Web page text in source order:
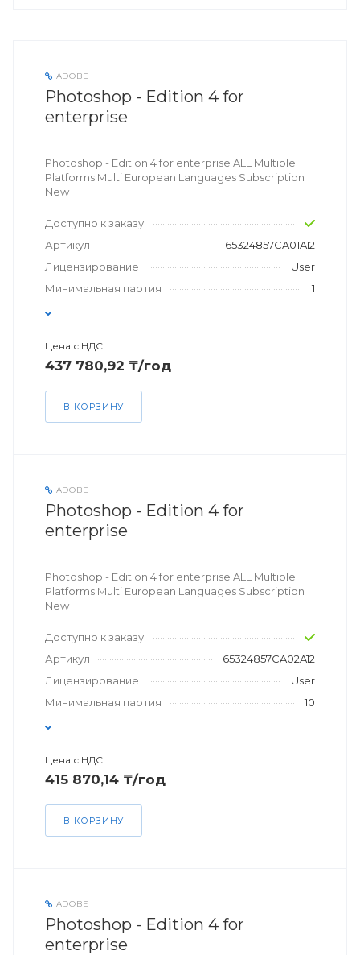
ADOBE
Photoshop - Edition 4 for
enterprise
Photoshop - Edition 4 for enterprise ALL Multiple
Platforms Multi European Languages Subscription
New
Доступно к заказу
Артикул
65324857CA01A12
Лицензирование
User
Минимальная партия
1
Цена с НДС
437 780,92 ₸/год
В КОРЗИНУ
ADOBE
Photoshop - Edition 4 for
enterprise
Photoshop - Edition 4 for enterprise ALL Multiple
Platforms Multi European Languages Subscription
New
Доступно к заказу
Артикул
65324857CA02A12
Лицензирование
User
Минимальная партия
10
Цена с НДС
415 870,14 ₸/год
В КОРЗИНУ
ADOBE
Photoshop - Edition 4 for
enterprise